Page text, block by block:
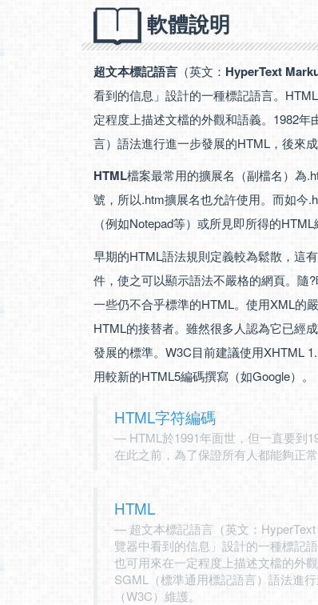
軟體說明
超文本標記語言 （英文： HyperText
看到的信息」設計的一種標記語言。
定程度上描述文檔的外觀和語義。1982
言）語法進行進一步發展的HTML，後來
HTML檔案最常用的擴展名（副檔名）為
號，所以.htm擴展名也允許使用。而如今
（例如Notepad等）或所見即所得的
早期的HTML語法規則定義較為鬆散，這
件，使之可以顯示語法不嚴格的網頁。隨
一些仍不合乎標準的HTML。使用XML的
HTML的接替者。雖然很多人認為它已經
發展的標準。W3C目前建議使用XHTML
用較新的HTML5編碼撰寫（如Google）。
HTML字符編碼
HTML於1991年面世，但一直要到
在此之前，為了保證所有人都能夠正
HTML
超文本標記語言（英文：
覽器中看到的信息」設計的一種標記
也可用來在一定程度上描述文檔的外
SGML（標準通用標記語言）語法進
（W3C）維護。